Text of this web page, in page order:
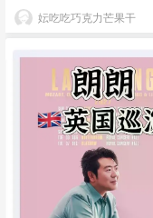
妘吃吃巧克力芒果干